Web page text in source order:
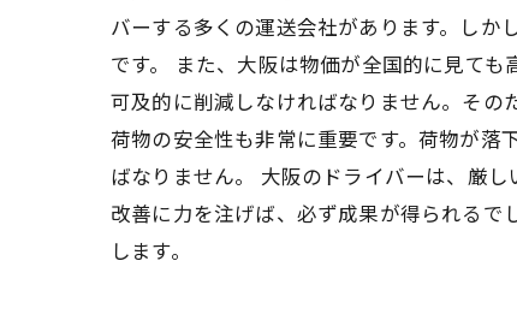
バーする多くの運送会社があります。し
です。 また、大阪は物価が全国的に見て
可及的に削減しなければなりません。その
荷物の安全性も非常に重要です。荷物が落
ばなりません。 大阪のドライバーは、厳
改善に力を注げば、必ず成果が得られる
します。